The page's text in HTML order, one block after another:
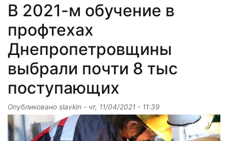
В 2021-м обучение в
профтехах
Днепропетровщины
выбрали почти 8 тыс
поступающих
Опубликовано slavkin - чт, 11/04/2021 - 11:39